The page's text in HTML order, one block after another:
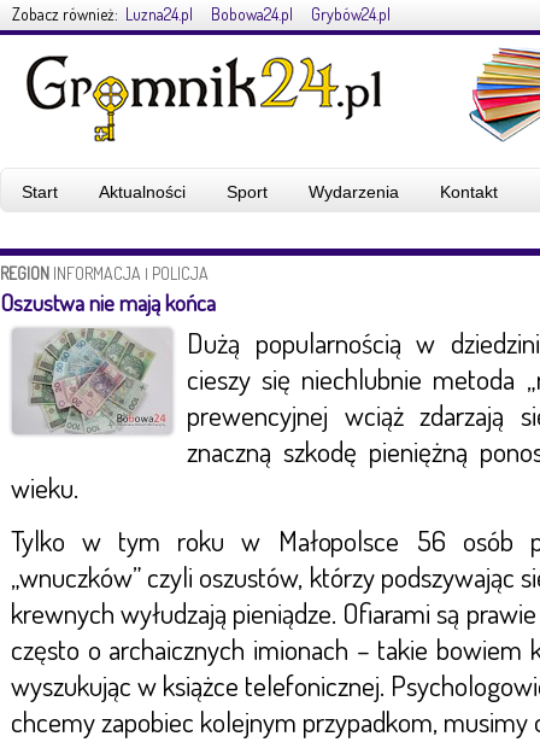
Zobacz również: Luzna24.pl Bobowa24.pl Grybów24.pl
Start Aktualności Sport Wydarzenia Kontakt
REGION INFORMACJA | POLICJA
Oszustwa nie mają końca
Dużą popularnością w
cieszy się niechlubnie metoda
prewencyjnej wciąż zdarzają
znaczną szkodę pieniężną
wieku.
Tylko w tym roku w Małopolsce 56 osób
„wnuczków” czyli oszustów, którzy podszywając
krewnych wyłudzają pieniądze. Ofiarami są
często o archaicznych imionach – takie bowiem
wyszukując w książce telefonicznej.
chcemy zapobiec kolejnym przypadkom, musimy